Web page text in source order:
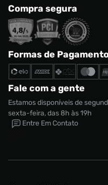
Compra segura
Formas de
Fale com a gente
Estamos disponíveis de
sexta-feira, das 8h às 19h
Entre Em Contato